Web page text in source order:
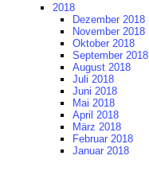
2018
Dezember 2018
November 2018
Oktober 2018
September 2018
August 2018
Juli 2018
Juni 2018
Mai 2018
April 2018
März 2018
Februar 2018
Januar 2018